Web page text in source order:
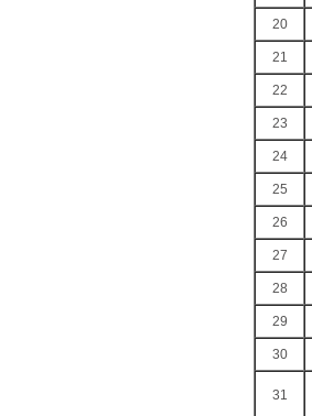
20
21
22
23
24
25
26
27
28
29
30
31